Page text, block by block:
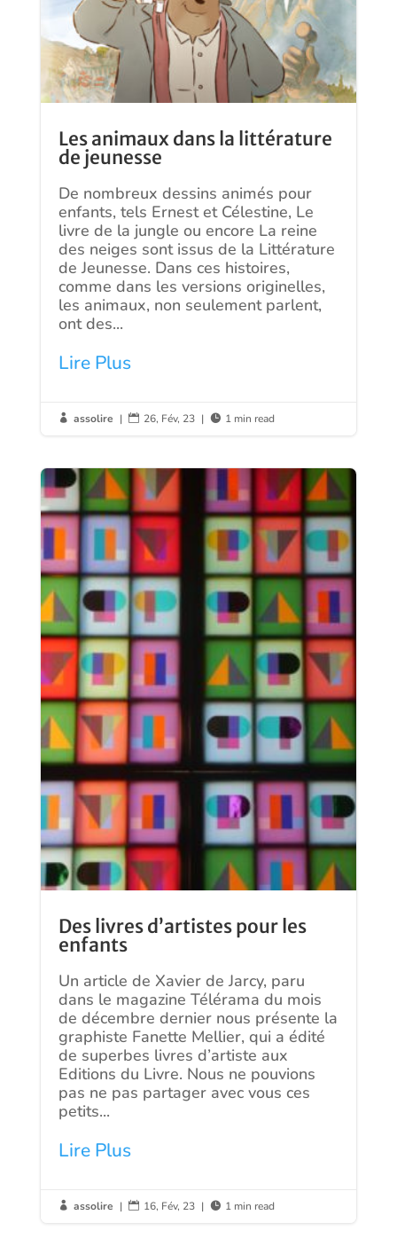
Les animaux dans la littérature
de jeunesse
De nombreux dessins animés pour
enfants, tels Ernest et Célestine, Le
livre de la jungle ou encore La reine
des neiges sont issus de la Littérature
de Jeunesse. Dans ces histoires,
comme dans les versions originelles,
les animaux, non seulement parlent,
ont des...
Lire Plus
 assolire |  26, Fév, 23 |  1 min read
Des livres d’artistes pour les
enfants
Un article de Xavier de Jarcy, paru
dans le magazine Télérama du mois
de décembre dernier nous présente la
graphiste Fanette Mellier, qui a édité
de superbes livres d’artiste aux
Editions du Livre. Nous ne pouvions
pas ne pas partager avec vous ces
petits...
Lire Plus
 assolire |  16, Fév, 23 |  1 min read